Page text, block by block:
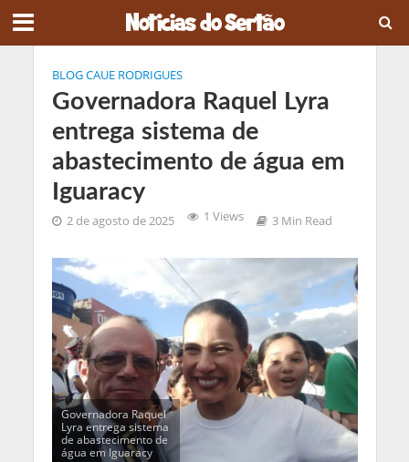
BLOG CAUE RODRIGUES
Governadora Raquel Lyra
entrega sistema de
abastecimento de água em
Iguaracy
2 de agosto de 2025 1 Views 3 Min Read
Governadora Raquel
Lyra entrega sistema
de abastecimento de
água em Iguaracy